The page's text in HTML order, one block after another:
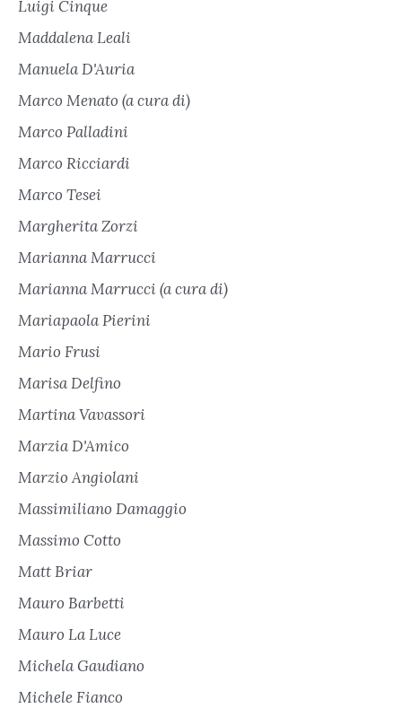
Luigi Cinque
Maddalena Leali
Manuela D'Auria
Marco Menato (a cura di)
Marco Palladini
Marco Ricciardi
Marco Tesei
Margherita Zorzi
Marianna Marrucci
Marianna Marrucci (a cura di)
Mariapaola Pierini
Mario Frusi
Marisa Delfino
Martina Vavassori
Marzia D'Amico
Marzio Angiolani
Massimiliano Damaggio
Massimo Cotto
Matt Briar
Mauro Barbetti
Mauro La Luce
Michela Gaudiano
Michele Fianco